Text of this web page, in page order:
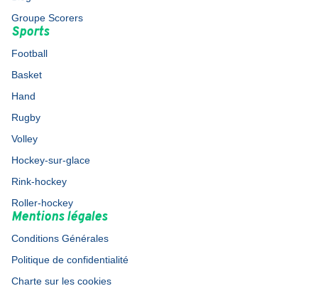
Groupe Scorers
Sports
Football
Basket
Hand
Rugby
Volley
Hockey-sur-glace
Rink-hockey
Roller-hockey
Mentions légales
Conditions Générales
Politique de confidentialité
Charte sur les cookies